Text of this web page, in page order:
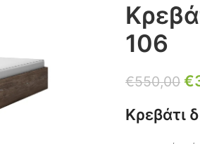
106
€550,00 €
Κρεβάτι